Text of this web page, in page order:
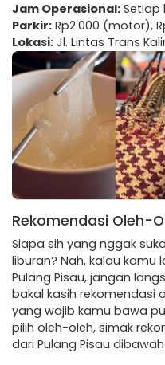
Jam Operasional: Setiap
Parkir: Rp2.000 (motor),
Lokasi: Jl. Lintas Trans
Rekomendasi Oleh-
Siapa sih yang nggak
liburan? Nah, kalau
Pulang Pisau, jangan
bakal kasih rekomendasi
yang wajib kamu bawa
pilih oleh-oleh, simak
dari Pulang Pisau dibawah